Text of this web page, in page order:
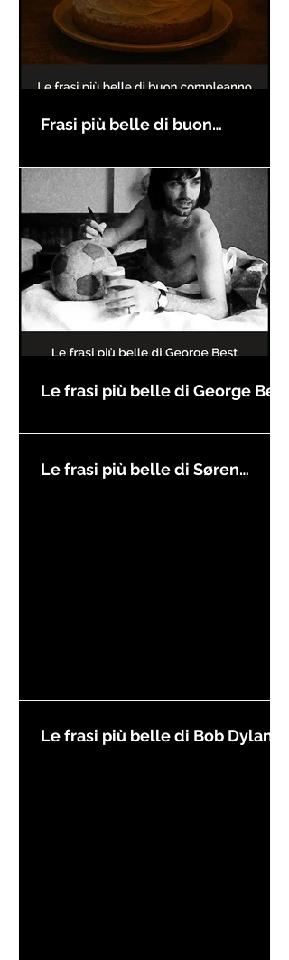
Frasi più belle di buon
Le frasi più belle di George Best
Le frasi più belle di Søren
Le frasi più belle di Bob Dylan